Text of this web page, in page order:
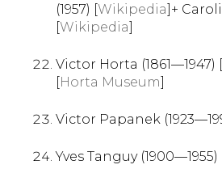
(1957) [Wikipedia]+
[Wikipedia]
Victor Horta (1861—1947)
[Horta Museum]
Victor Papanek
Yves Tanguy (1900—1955)